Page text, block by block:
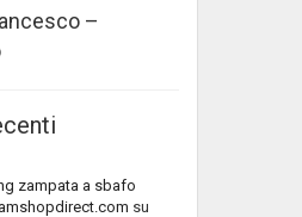
–
zampata a sbafo
su